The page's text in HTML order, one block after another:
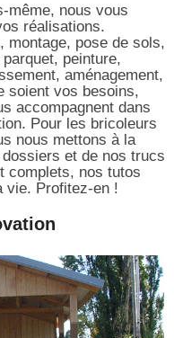
même, nous vous
réalisations.
montage, pose de sols,
peinture,
aménagement,
soient vos besoins,
accompagnent dans
Pour les bricoleurs
nous mettons à la
et de nos trucs
complets, nos tutos
vie. Profitez-en !